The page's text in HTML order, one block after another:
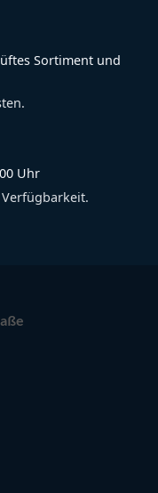
Sortiment und
Uhr